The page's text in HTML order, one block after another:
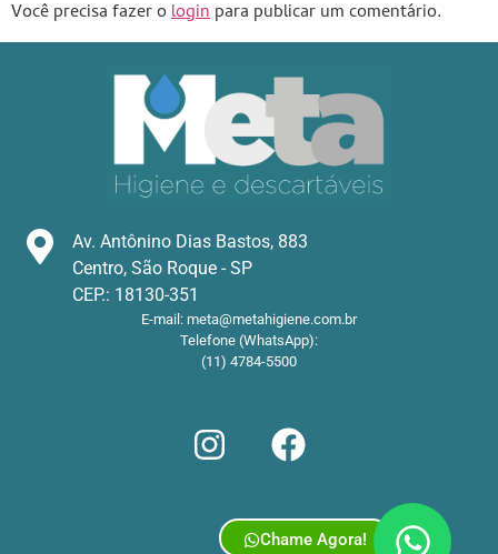
Você precisa fazer ologinpara publicar um comentário.
Av. Antônino Dias Bastos, 883
Centro, São Roque - SP
CEP.: 18130-351
E-mail: meta@metahigiene.com.br
Telefone (WhatsApp):
(11) 4784-5500
Chame Agora!